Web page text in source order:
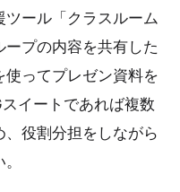
ール「クラスルーム
ープの内容を共有した
使ってプレゼン資料を
イートであれば複数
役割分担をしながら